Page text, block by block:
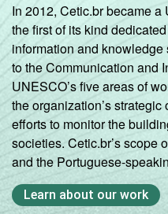
In 2012, Cetic.br became
the first of its kind
information and
to the Communication and
UNESCO’s five areas of
the organization’s
efforts to monitor the
societies. Cetic.br’s scope
and the Portuguese-
Learn about our work